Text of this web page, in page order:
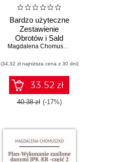
Bardzo użyteczne
Zestawienie
Obrotów i Sald
Magdalena Chomuszko
(34,32 zł najniższa cena z 30 dni)
33.52 zł
40.38 zł (-17%)